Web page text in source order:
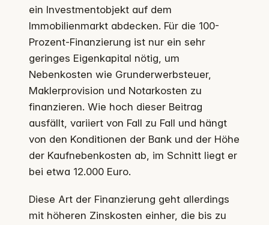
ein Investmentobjekt auf dem
Immobilienmarkt abdecken. Für die 100-
Prozent-Finanzierung ist nur ein sehr
geringes Eigenkapital nötig, um
Nebenkosten wie Grunderwerbsteuer,
Maklerprovision und Notarkosten zu
finanzieren. Wie hoch dieser Beitrag
ausfällt, variiert von Fall zu Fall und hängt
von den Konditionen der Bank und der Höhe
der Kaufnebenkosten ab, im Schnitt liegt er
bei etwa 12.000 Euro.
Diese Art der Finanzierung geht allerdings
mit höheren Zinskosten einher, die bis zu